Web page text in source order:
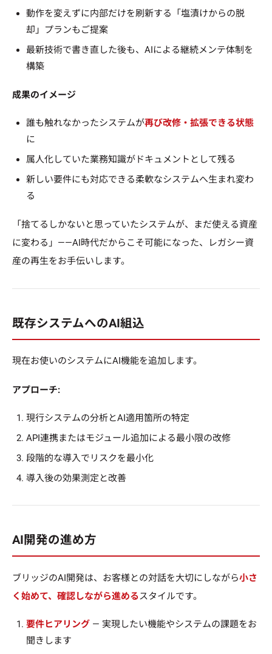
動作を変えずに内部だけを刷新する「塩漬けからの脱
却」プランもご提案
最新技術で書き直した後も、AIによる継続メンテ体制を
構築
成果のイメージ
誰も触れなかったシステムが再び改修・拡張できる状態
に
属人化していた業務知識がドキュメントとして残る
新しい要件にも対応できる柔軟なシステムへ生まれ変わ
る
「捨てるしかないと思っていたシステムが、まだ使える資産
に変わる」——AI時代だからこそ可能になった、レガシー資
産の再生をお手伝いします。
既存システムへのAI組込
現在お使いのシステムにAI機能を追加します。
アプローチ:
現行システムの分析とAI適用箇所の特定
API連携またはモジュール追加による最小限の改修
段階的な導入でリスクを最小化
導入後の効果測定と改善
AI開発の進め方
ブリッジのAI開発は、お客様との対話を大切にしながら小さ
く始めて、確認しながら進めるスタイルです。
要件ヒアリング— 実現したい機能やシステムの課題をお
聞きします